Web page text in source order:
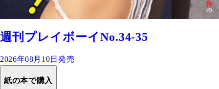
週刊プレイボーイNo.34-35
2026年08月10日発売
紙の本で購入